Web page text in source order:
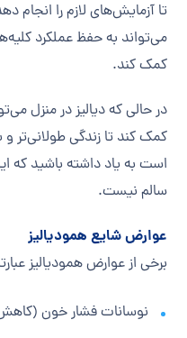
تا آزمایش‌های لازم را
می‌تواند به حفظ عملکرد
کمک کند.
در حالی که دیالیز در منزل
کمک کند تا زندگی طولانی‌تر
است به یاد داشته باشید که
سالم نیست.
عوارض شایع همودیالیز
برخی از عوارض همودیالیز
نوسانات فشار خون